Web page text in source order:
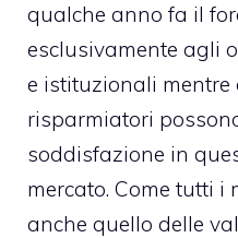
qualche anno fa il
esclusivamente agli
e istituzionali mentre
risparmiatori
soddisfazione in
mercato. Come tutti i
anche quello delle